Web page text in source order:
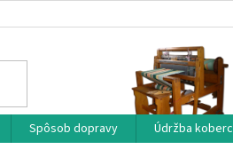
Spôsob dopravy Údržba